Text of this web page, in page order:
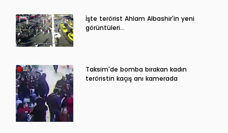
İşte terörist Ahlam Albashir'in yeni
görüntüleri…
Taksim'de bomba bırakan kadın
teröristin kaçış anı kamerada